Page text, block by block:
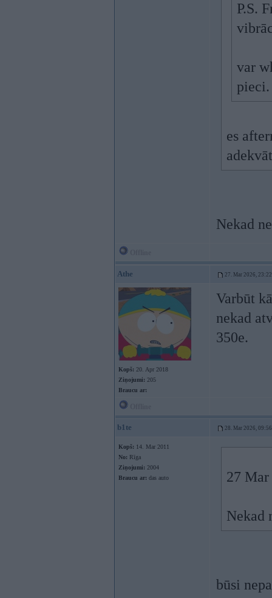
P.S.
var
pieci.
es
Nekad
Athe 27. Mar 2026, 23:22
Kopš: 20. Apr 2018
Ziņojumi: 205
Braucu ar:
Varbūt
nekad
350e.
b1te 28. Mar 2026, 09:56
Kopš: 14. Mar 2011
No: Rīga
Ziņojumi: 2004
Braucu ar: das auto 27
Nekad
būsi